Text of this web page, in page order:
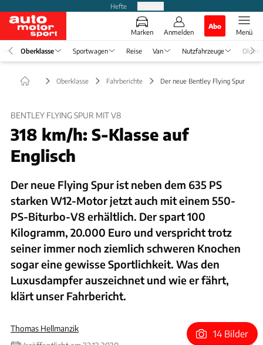
Hefte
Marken Anmelden
Abo
Menü
Oberklasse Sportwagen Reise Van Nutzfahrzeuge
Oberklasse Fahrberichte Der neue Bentley Flying Spur
BENTLEY FLYING SPUR MIT V8
318 km/h: S-Klasse auf
Englisch
Der neue Flying Spur ist neben dem 635 PS
starken W12-Motor jetzt auch mit einem 550-
PS-Biturbo-V8 erhältlich. Der spart 100
Kilogramm, 20.000 Euro und verspricht trotz
seiner immer noch ziemlich schweren Knochen
sogar eine gewisse Sportlichkeit. Was den
Luxusdampfer auszeichnet und wie er fährt,
klärt unser Fahrbericht.
Thomas Hellmanzik
14 Bilder